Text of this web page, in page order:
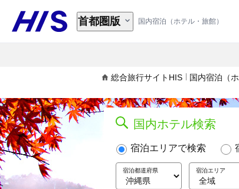
国内宿泊（ホテル・旅館）
首都圏版
総合旅行サイトHIS 国内宿泊（
国内ホテル検索
宿泊エリアで検索
宿泊都道府県 宿泊エリア